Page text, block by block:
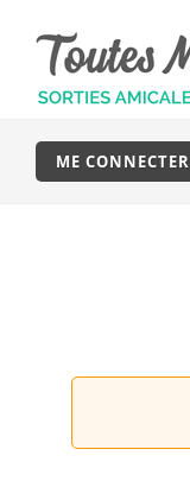
ME CONNECTER